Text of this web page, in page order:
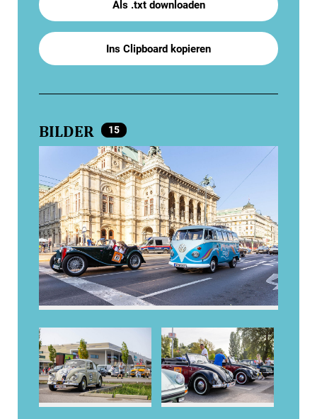
Als .txt downloaden
Ins Clipboard kopieren
BILDER 15